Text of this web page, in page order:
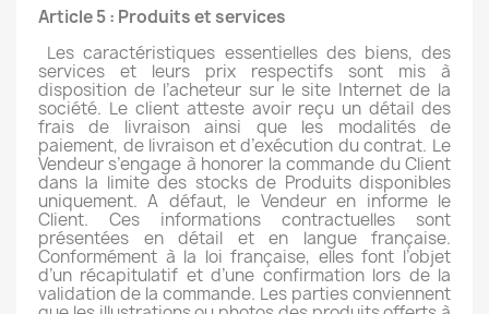
Article 5 : Produits et services
Les caractéristiques essentielles des biens, des
services et leurs prix respectifs sont mis à
disposition de l’acheteur sur le site Internet de la
société. Le client atteste avoir reçu un détail des
frais de livraison ainsi que les modalités de
paiement, de livraison et d’exécution du contrat. Le
Vendeur s’engage à honorer la commande du Client
dans la limite des stocks de Produits disponibles
uniquement. A défaut, le Vendeur en informe le
Client. Ces informations contractuelles sont
présentées en détail et en langue française.
Conformément à la loi française, elles font l’objet
d’un récapitulatif et d’une confirmation lors de la
validation de la commande. Les parties conviennent